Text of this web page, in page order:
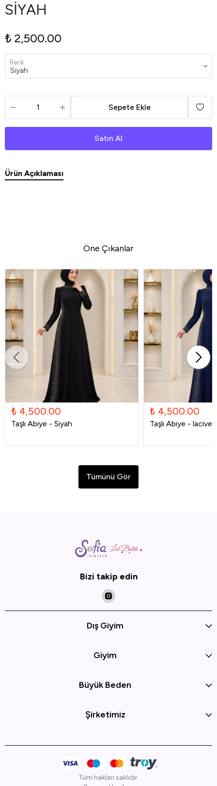
SİYAH
₺ 2,500.00
Renk
Sepete Ekle
Satın Al
Ürün Açıklaması
Öne Çıkanlar
₺ 4,500.00
Taşlı Abiye - Siyah
₺ 4,500.00
Taşlı Abiye -
Tümünü Gör
Bizi takip edin
Dış Giyim
Giyim
Büyük Beden
Şirketimiz
Tüm hakları saklıdır.